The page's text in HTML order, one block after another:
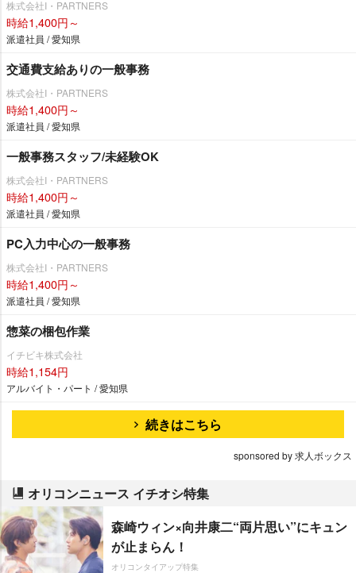
株式会社I・PARTNERS
時給1,400円～
派遣社員 / 愛知県
交通費支給ありの一般事務
株式会社I・PARTNERS
時給1,400円～
派遣社員 / 愛知県
一般事務スタッフ/未経験OK
株式会社I・PARTNERS
時給1,400円～
派遣社員 / 愛知県
PC入力中心の一般事務
株式会社I・PARTNERS
時給1,400円～
派遣社員 / 愛知県
惣菜の梱包作業
イチビキ株式会社
時給1,154円
アルバイト・パート / 愛知県
続きはこちら
sponsored by 求人ボックス
オリコンニュース イチオシ特集
森崎ウィン×向井康二“両片思い”にキュン
が止まらん！
オリコンタイアップ特集